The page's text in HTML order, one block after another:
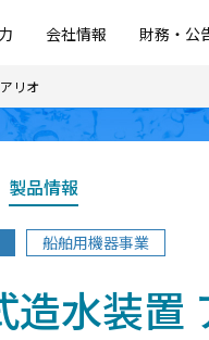
会社情報 財務・公
リオ
製品情報
船舶用機器事業
⽔装置